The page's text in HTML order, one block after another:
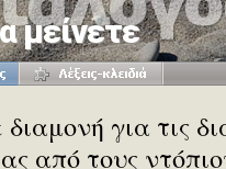
μείνετε
διαμονή για τις
από τους